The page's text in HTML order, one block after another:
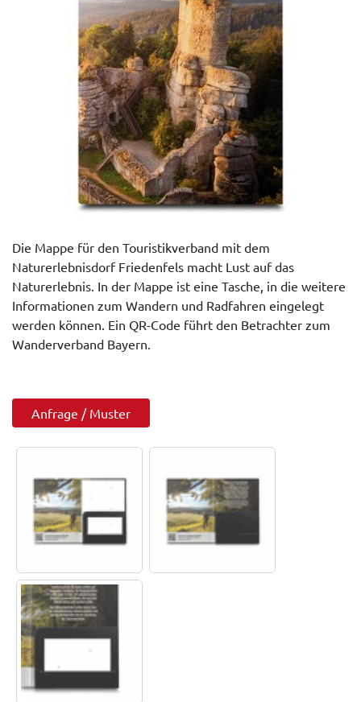
Die Mappe für den Touristikverband mit dem
Naturerlebnisdorf Friedenfels macht Lust auf das
Naturerlebnis. In der Mappe ist eine Tasche, in die weitere
Informationen zum Wandern und Radfahren eingelegt
werden können. Ein QR-Code führt den Betrachter zum
Wanderverband Bayern.
Anfrage / Muster